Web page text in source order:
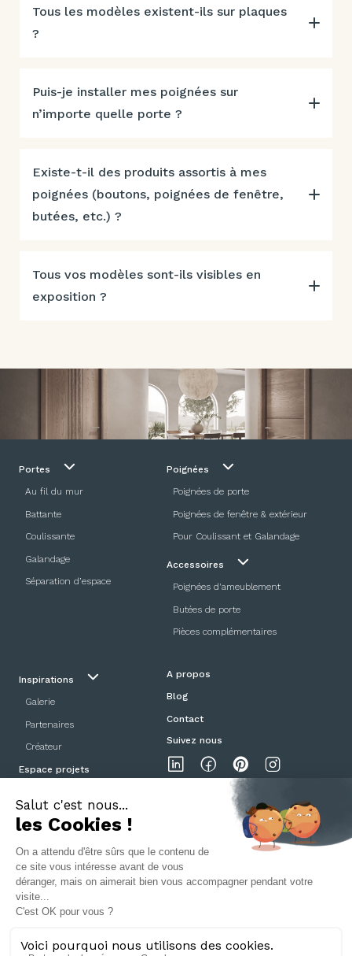
Tous les modèles existent-ils sur plaques
?
Puis-je installer mes poignées sur
n’importe quelle porte ?
Existe-t-il des produits assortis à mes
poignées (boutons, poignées de fenêtre,
butées, etc.) ?
Tous vos modèles sont-ils visibles en
exposition ?
Portes
Au fil du mur
Battante
Coulissante
Galandage
Séparation d’espace
Poignées
Poignées de porte
Poignées de fenêtre & extérieur
Pour Coulissant et Galandage
Accessoires
Poignées d'ameublement
Butées de porte
Pièces complémentaires
Inspirations
Galerie
Partenaires
Créateur
Espace projets
A propos
Blog
Contact
Suivez nous
Mentions légalesPolitique de confidentialitéCGV